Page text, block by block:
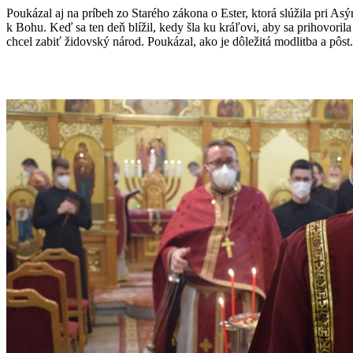
Poukázal aj na príbeh zo Starého zákona o Ester, ktorá slúžila pri
k Bohu. Keď sa ten deň blížil, kedy šla ku kráľovi, aby sa
chcel zabiť židovský národ. Poukázal, ako je dôležitá modlitba a